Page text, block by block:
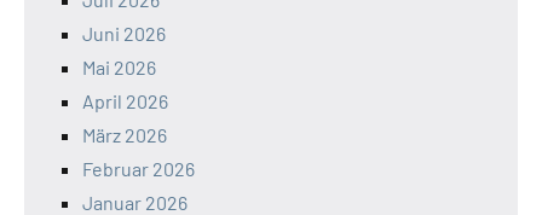
Juni 2026
Mai 2026
April 2026
März 2026
Februar 2026
Januar 2026